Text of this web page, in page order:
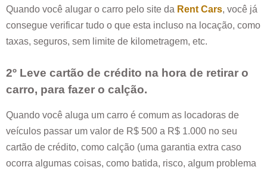
Quando você alugar o carro pelo site da Rent Cars, você já
consegue verificar tudo o que esta incluso na locação, como
taxas, seguros, sem limite de kilometragem, etc.
2º Leve cartão de crédito na hora de retirar o
carro, para fazer o calção.
Quando você aluga um carro é comum as locadoras de
veículos passar um valor de R$ 500 a R$ 1.000 no seu
cartão de crédito, como calção (uma garantia extra caso
ocorra algumas coisas, como batida, risco, algum problema